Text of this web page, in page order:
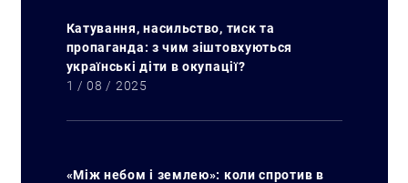
Искать:
Катування, насильство, тиск та
пропаганда: з чим зіштовхуються
українські діти в окупації?
1 / 08 / 2025
«Між небом і землею»: коли спротив в